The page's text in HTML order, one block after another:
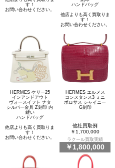
す！
お問い合わせください。
ハンドバッグ
他店よりも高く買取りま
す！
お問い合わせください。
HERMES ケリー25
インアンドアウト
ヴォースイフト ナタ
シルバー金具 Z刻印 内
縫い
ハンドバッグ
他店よりも高く買取りま
す！
お問い合わせください。
HERMES エルメス
コンスタンス3 ミニ
ポロサス シャイニー
G刻印
他社買取例
￥1,700,000
ラクール買取実績
￥1,800,000